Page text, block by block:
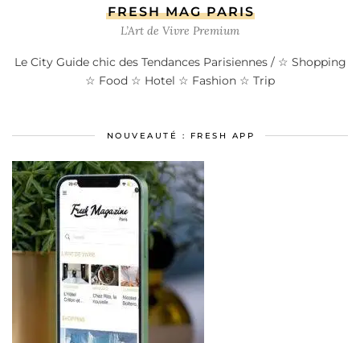
FRESH MAG PARIS
L’Art de Vivre Premium
Le City Guide chic des Tendances Parisiennes / ☆ Shopping
☆ Food ☆ Hotel ☆ Fashion ☆ Trip
NOUVEAUTÉ : FRESH APP